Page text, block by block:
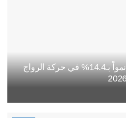
الموانئ المغربية تحقق نمواً بـ14.4% في حركة الرواج